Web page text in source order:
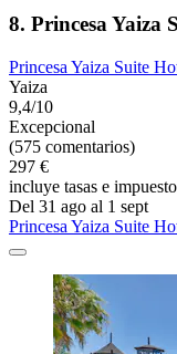
8. Princesa Yaiza
Princesa Yaiza Suite
Yaiza
9,4/10
Excepcional
(575 comentarios)
297 €
incluye tasas e
Del 31 ago al 1 sept
Princesa Yaiza Suite